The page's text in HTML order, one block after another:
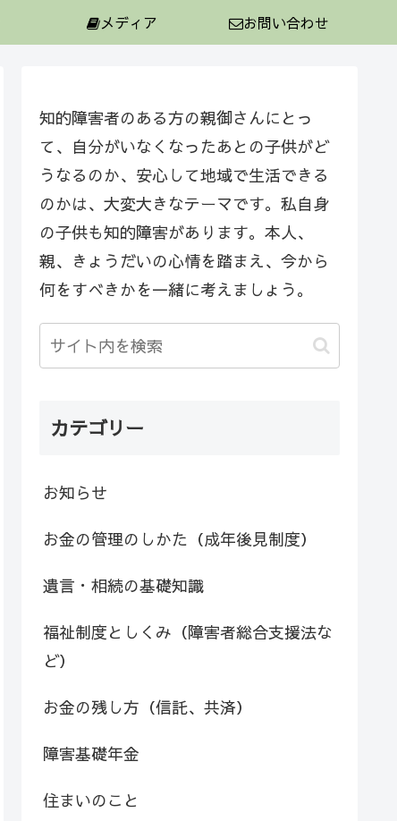
メディア お問い合わせ
知的障害者のある方の親御さんにとっ
て、自分がいなくなったあとの子供がど
うなるのか、安心して地域で生活できる
のかは、大変大きなテーマです。私自身
の子供も知的障害があります。本人、
親、きょうだいの心情を踏まえ、今から
何をすべきかを一緒に考えましょう。
カテゴリー
お知らせ
お金の管理のしかた（成年後見制度）
遺言・相続の基礎知識
福祉制度としくみ（障害者総合支援法な
ど）
お金の残し方（信託、共済）
障害基礎年金
住まいのこと